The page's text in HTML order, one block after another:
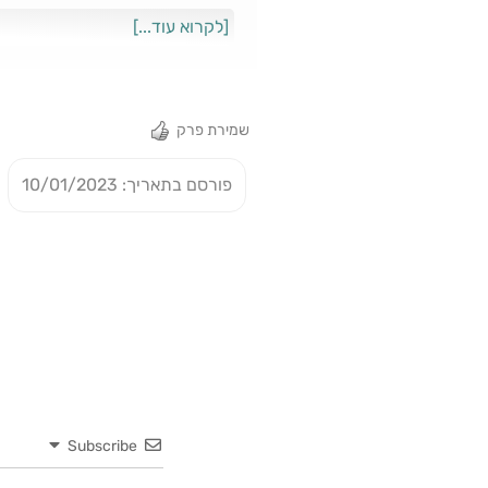
כדי שהם לא ינהרו החוצה
[לקרוא עוד...]
שמירת פרק
פורסם בתאריך: 10/01/2023
Subscribe